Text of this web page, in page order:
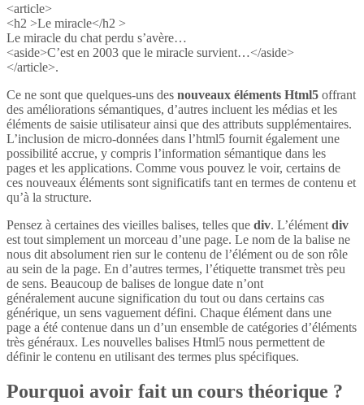
<article>
<h2 >Le miracle</h2 >
Le miracle du chat perdu s’avère…
<aside>C’est en 2003 que le miracle survient…</aside>
</article>.
Ce ne sont que quelques-uns des nouveaux éléments Html5 offrant
des améliorations sémantiques, d’autres incluent les médias et les
éléments de saisie utilisateur ainsi que des attributs supplémentaires.
L’inclusion de micro-données dans l’html5 fournit également une
possibilité accrue, y compris l’information sémantique dans les
pages et les applications. Comme vous pouvez le voir, certains de
ces nouveaux éléments sont significatifs tant en termes de contenu et
qu’à la structure.
Pensez à certaines des vieilles balises, telles que div. L’élément div
est tout simplement un morceau d’une page. Le nom de la balise ne
nous dit absolument rien sur le contenu de l’élément ou de son rôle
au sein de la page. En d’autres termes, l’étiquette transmet très peu
de sens. Beaucoup de balises de longue date n’ont
généralement aucune signification du tout ou dans certains cas
générique, un sens vaguement défini. Chaque élément dans une
page a été contenue dans un d’un ensemble de catégories d’éléments
très généraux. Les nouvelles balises Html5 nous permettent de
définir le contenu en utilisant des termes plus spécifiques.
Pourquoi avoir fait un cours théorique ?